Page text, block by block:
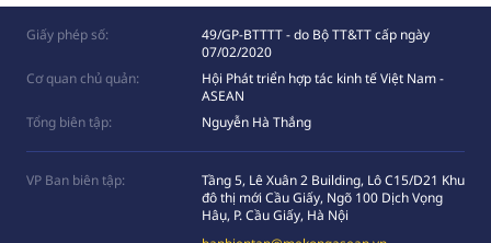
Giấy phép số:
49/GP-BTTTT - do Bộ TT&TT cấp ngày
07/02/2020
Cơ quan chủ quản:
Hội Phát triển hợp tác kinh tế Việt Nam -
ASEAN
Tổng biên tập:
Nguyễn Hà Thắng
VP Ban biên tập:
Tầng 5, Lê Xuân 2 Building, Lô C15/D21 Khu
đô thị mới Cầu Giấy, Ngõ 100 Dịch Vọng
Hâụ, P. Cầu Giấy, Hà Nội